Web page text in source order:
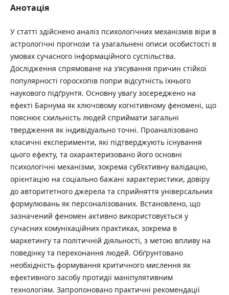
Анотація
У статті здійснено аналіз психологічних механізмів віри в
астрологічні прогнози та узагальнені описи особистості в
умовах сучасного інформаційного суспільства.
Дослідження спрямоване на з’ясування причин стійкої
популярності гороскопів попри відсутність їхнього
наукового підґрунтя. Основну увагу зосереджено на
ефекті Барнума як ключовому когнітивному феномені, що
пояснює схильність людей сприймати загальні
твердження як індивідуально точні. Проаналізовано
класичні експерименти, які підтверджують існування
цього ефекту, та охарактеризовано його основні
психологічні механізми, зокрема суб’єктивну валідацію,
орієнтацію на соціально бажані характеристики, довіру
до авторитетного джерела та сприйняття універсальних
формулювань як персоналізованих. Встановлено, що
зазначений феномен активно використовується у
сучасних комунікаційних практиках, зокрема в
маркетингу та політичній діяльності, з метою впливу на
поведінку та переконання людей. Обґрунтовано
необхідність формування критичного мислення як
ефективного засобу протидії маніпулятивним
технологіям. Запропоновано практичні рекомендації